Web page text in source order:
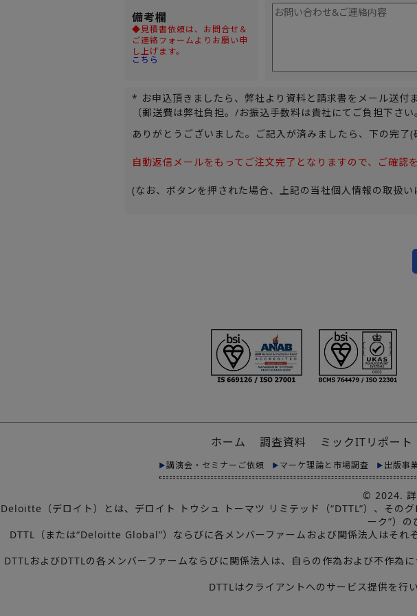
備考欄
◆見積書依頼は、お問合せ＆
ご連絡フォームよりお願い申
し上げます。
こちら
* お申込頂きましたら、弊社より資料と請求書をメール送付
（郵送費は弊社負担。/お振込手数料は貴社にてご負担下さい
ありがとうございました。ご記入が済みましたら、下の完了(
自動返信メールをもってご注文完了となりますので、ご確認
(なお、ボタンを押された場合、上記の当社個人情報の取扱
ホーム 調査資料 ミックITリポート
講演会・セミナーご依頼 マーケ理論と市場調査 出版事
© 2024. 詳
Deloitte（デロイト）とは、デロイト トウシュ トーマツ リミテッド（“DTTL”）、その
ーク”）の
DTTL（または“Deloitte Global”）ならびに各メンバーファームおよび関係法人はそ
DTTLおよびDTTLの各メンバーファームならびに関係法人は、自らの作為および不作
DTTLはクライアントへのサービス提供を行